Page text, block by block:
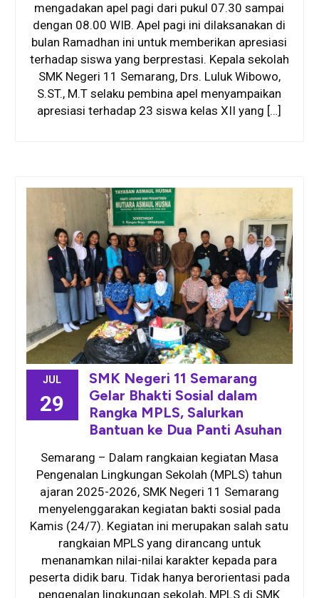
mengadakan apel pagi dari pukul 07.30 sampai
dengan 08.00 WIB. Apel pagi ini dilaksanakan di
bulan Ramadhan ini untuk memberikan apresiasi
terhadap siswa yang berprestasi. Kepala sekolah
SMK Negeri 11 Semarang, Drs. Luluk Wibowo,
S.ST., M.T selaku pembina apel menyampaikan
apresiasi terhadap 23 siswa kelas XII yang […]
JUL
29
SMK Negeri 11 Semarang
Gelar Bhakti Sosial dalam
Rangka MPLS, Salurkan
Bantuan ke Dua Panti Asuhan
Semarang – Dalam rangkaian kegiatan Masa
Pengenalan Lingkungan Sekolah (MPLS) tahun
ajaran 2025-2026, SMK Negeri 11 Semarang
menyelenggarakan kegiatan bakti sosial pada
Kamis (24/7). Kegiatan ini merupakan salah satu
rangkaian MPLS yang dirancang untuk
menanamkan nilai-nilai karakter kepada para
peserta didik baru. Tidak hanya berorientasi pada
pengenalan lingkungan sekolah, MPLS di SMK